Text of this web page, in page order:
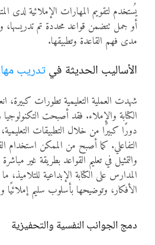
يُستخدم لتقويم المهارات الإملائية لدى
أو جمل تتضمن قواعد محددة تم تدريسها،
مدى فهم القاعدة وتطبيقها.
الأساليب الحديثة فيتدريب
شهدت العملية التعليمية تطورات
الكتابة والإملاء. فقد أصبحت
دورًا كبيرًا من خلال التطبيقات
التفاعلي. كما أصبح من الممكن استخدام
والتمثيل في تعليم القواعد بطريقة غير
المدارس على الكتابة الإبداعية للتلاميذ،
الأفكار، وتوضيحها بأسلوب سليم إملائيًا
دمج الجوانب النفسية والتحفيزية